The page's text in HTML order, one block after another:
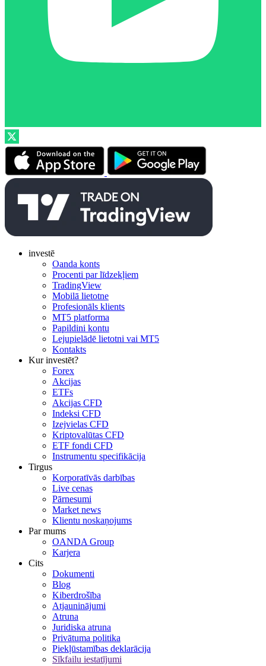
investē
Oanda konts
Procenti par līdzekļiem
TradingView
Mobilā lietotne
Profesionāls klients
MT5 platforma
Papildini kontu
Lejupielādē lietotni vai MT5
Kontakts
Kur investēt?
Forex
Akcijas
ETFs
Akcijas CFD
Indeksi CFD
Izejvielas CFD
Kriptovalūtas CFD
ETF fondi CFD
Instrumentu specifikācija
Tirgus
Korporatīvās darbības
Live cenas
Pārnesumi
Market news
Klientu noskaņojums
Par mums
OANDA Group
Karjera
Cits
Dokumenti
Blog
Kiberdrošība
Atjauninājumi
Atruna
Juridiska atruna
Privātuma politika
Piekļūstamības deklarācija
Sīkfailu iestatījumi